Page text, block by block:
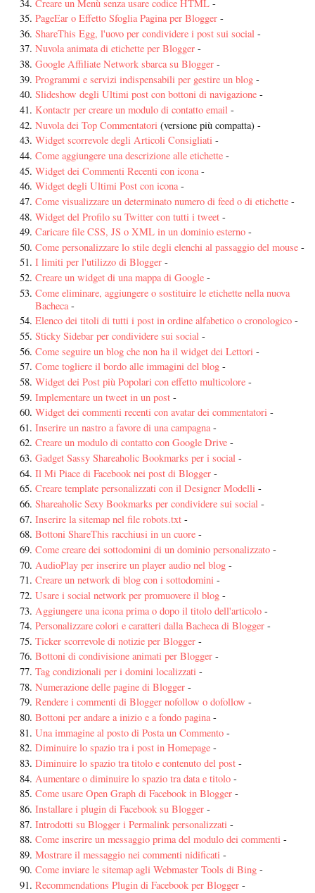
Creare un Menù senza usare codice HTML -
PageEar o Effetto Sfoglia Pagina per Blogger -
ShareThis Egg, l'uovo per condividere i post sui social -
Nuvola animata di etichette per Blogger -
Google Affiliate Network sbarca su Blogger -
Programmi e servizi indispensabili per gestire un blog -
Slideshow degli Ultimi post con bottoni di navigazione -
Kontactr per creare un modulo di contatto email -
Nuvola dei Top Commentatori (versione più compatta) -
Widget scorrevole degli Articoli Consigliati -
Come aggiungere una descrizione alle etichette -
Widget dei Commenti Recenti con icona -
Widget degli Ultimi Post con icona-
Come visualizzare un determinato numero di feed o di etichette -
Widget del Profilo su Twitter con tutti i tweet -
Caricare file CSS, JS o XML in un dominio esterno -
Come personalizzare lo stile degli elenchi al passaggio del mouse -
I limiti per l'utilizzo di Blogger -
Creare un widget di una mappa di Google -
Come eliminare, aggiungere o sostituire le etichette nella nuova
Bacheca -
Elenco dei titoli di tutti i post in ordine alfabetico o cronologico -
Sticky Sidebar per condividere sui social -
Come seguire un blog che non ha il widget dei Lettori -
Come togliere il bordo alle immagini del blog -
Widget dei Post più Popolari con effetto multicolore -
Implementare un tweet in un post -
Widget dei commenti recenti con avatar dei commentatori -
Inserire un nastro a favore di una campagna-
Creare un modulo di contatto con Google Drive -
Gadget Sassy Shareaholic Bookmarks per i social -
Il Mi Piace di Facebook nei post di Blogger -
Creare template personalizzati con il Designer Modelli -
Shareaholic Sexy Bookmarks per condividere sui social -
Inserire la sitemap nel file robots.txt -
Bottoni ShareThis racchiusi in un cuore -
Come creare dei sottodomini di un dominio personalizzato -
AudioPlay per inserire un player audio nel blog -
Creare un network di blog con i sottodomini -
Usare i social network per promuovere il blog -
Aggiungere una icona prima o dopo il titolo dell'articolo -
Personalizzare colori e caratteri dalla Bacheca di Blogger -
Ticker scorrevole di notizie per Blogger -
Bottoni di condivisione animati per Blogger -
Tag condizionali per i domini localizzati -
Numerazione delle pagine di Blogger -
Rendere i commenti di Blogger nofollow o dofollow -
Bottoni per andare a inizio e a fondo pagina-
Una immagine al posto di Posta un Commento -
Diminuire lo spazio tra i post in Homepage -
Diminuire lo spazio tra titolo e contenuto del post -
Aumentare o diminuire lo spazio tra data e titolo -
Come usare Open Graph di Facebook in Blogger -
Installare i plugin di Facebook su Blogger -
Introdotti su Blogger i Permalink personalizzati -
Come inserire un messaggio prima del modulo dei commenti -
Mostrare il messaggio nei commenti nidificati -
Come inviare le sitemap agli Webmaster Tools di Bing -
Recommendations Plugin di Facebook per Blogger -